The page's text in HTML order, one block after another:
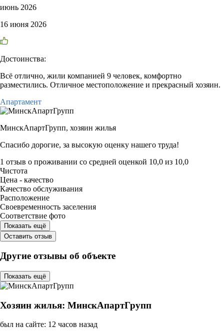
июнь 2026
16 июня 2026
Достоинства:
Всё отлично, жили компанией 9 человек, комфортно
разместились. Отличное местоположение и прекрасный хозяин.
Апартамент
МинскАпартГрупп, хозяин жилья
Спасибо дорогие, за высокую оценку нашего труда!
1 отзыв о проживании со средней оценкой 10,0 из 10,0
Чистота
Цена - качество
Качество обслуживания
Расположение
Своевременность заселения
Соответствие фото
Показать ещё
Оставить отзыв
Другие отзывы об объекте
Показать ещё
Хозяин жилья: МинскАпартГрупп
был на сайте: 12 часов назад